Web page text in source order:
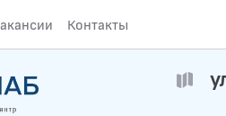
Контакты